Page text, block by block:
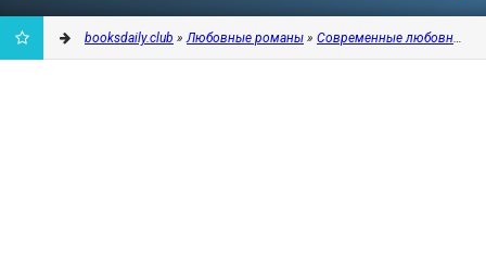
booksdaily.club »Любовные романы » Современные любовные